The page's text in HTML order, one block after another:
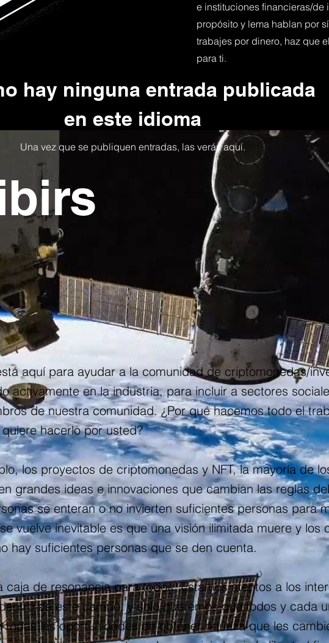
e instituciones financieras/de
propósito y lema hablan por
trabajes por dinero, haz que
para ti.
aquí para ayudar a la comunidad de criptomonedas/
activamente en la industria, para incluir a sectores
de nuestra comunidad. ¿Por qué hacemos todo el
hacerlo por usted?
los proyectos de criptomonedas y NFT, la mayoría de
grandes ideas e innovaciones que cambian las reglas
se enteran o no invierten suficientes personas para
vuelve inevitable es que una visión ilimitada muere y los
hay suficientes personas que se den cuenta.
caja de resonancia para todos. Estamos atentos a los
de este campo, y solo queremos que todos y cada
todas las oportunidades de obtener riqueza que les
hay ninguna entrada publicada
en este idioma
Una vez que se publiquen entradas, las verás aquí.